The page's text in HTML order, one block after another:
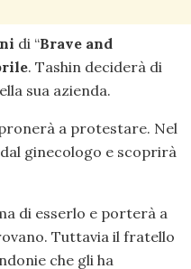
di “Brave and
. Tashin deciderà di
sua azienda.
a protestare. Nel
ginecologo e scoprirà
di esserlo e porterà a
Tuttavia il fratello
che gli ha